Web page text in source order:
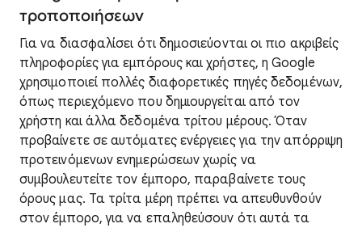
τροποποιήσεων
Για να διασφαλίσει ότι δημοσιεύονται οι πιο ακριβείς
πληροφορίες για εμπόρους και χρήστες, η Google
χρησιμοποιεί πολλές διαφορετικές πηγές δεδομένων,
όπως περιεχόμενο που δημιουργείται από τον
χρήστη και άλλα δεδομένα τρίτου μέρους. Όταν
προβαίνετε σε αυτόματες ενέργειες για την απόρριψη
προτεινόμενων ενημερώσεων χωρίς να
συμβουλευτείτε τον έμπορο, παραβαίνετε τους
όρους μας. Τα τρίτα μέρη πρέπει να απευθυνθούν
στον έμπορο, για να επαληθεύσουν ότι αυτά τα